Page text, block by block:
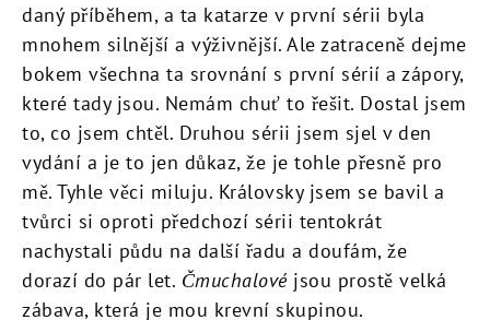
daný příběhem, a ta katarze v první sérii byla
mnohem silnější a výživnější. Ale zatraceně dejme
bokem všechna ta srovnání s první sérií a zápory,
které tady jsou. Nemám chuť to řešit. Dostal jsem
to, co jsem chtěl. Druhou sérii jsem sjel v den
vydání a je to jen důkaz, že je tohle přesně pro
mě. Tyhle věci miluju. Královsky jsem se bavil a
tvůrci si oproti předchozí sérii tentokrát
nachystali půdu na další řadu a doufám, že
dorazí do pár let. Čmuchalovéjsou prostě velká
zábava, která je mou krevní skupinou.